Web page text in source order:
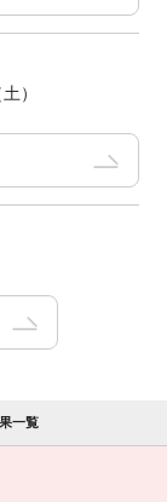
）
一覧